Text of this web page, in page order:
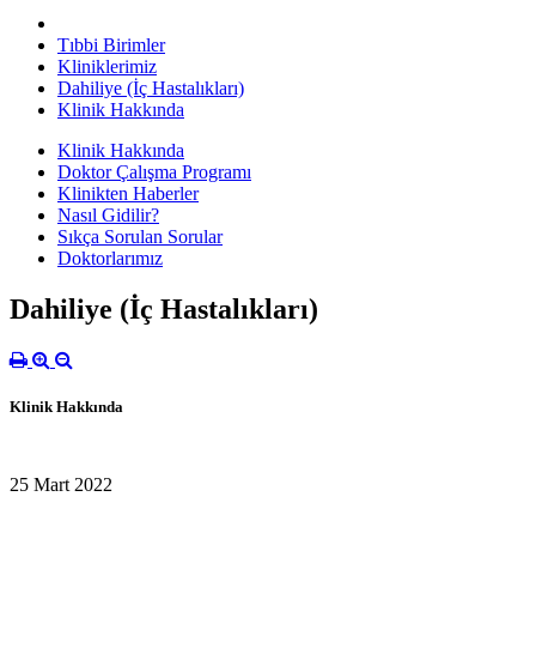
Tıbbi Birimler
Kliniklerimiz
Dahiliye (İç Hastalıkları)
Klinik Hakkında
Klinik Hakkında
Doktor Çalışma Programı
Klinikten Haberler
Nasıl Gidilir?
Sıkça Sorulan Sorular
Doktorlarımız
Dahiliye (İç Hastalıkları)
Klinik Hakkında
25 Mart 2022